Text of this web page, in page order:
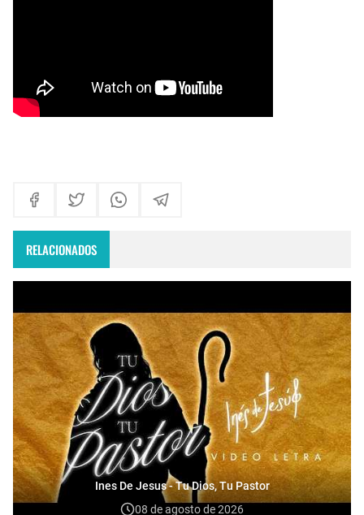
RELACIONADOS
Ines De Jesus - Tu Dios, Tu Pastor
08 de agosto de 2026